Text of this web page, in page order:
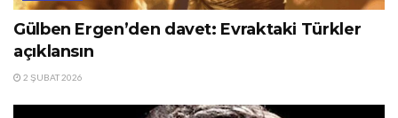
Gülben Ergen’den davet: Evraktaki Türkler
açıklansın
2 ŞUBAT 2026